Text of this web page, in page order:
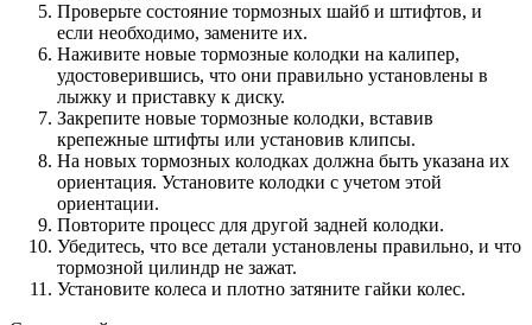
Проверьте состояние тормозных шайб и штифтов, и
если необходимо, замените их.
Наживите новые тормозные колодки на калипер,
удостоверившись, что они правильно установлены в
лыжку и приставку к диску.
Закрепите новые тормозные колодки, вставив
крепежные штифты или установив клипсы.
На новых тормозных колодках должна быть указана их
ориентация. Установите колодки с учетом этой
ориентации.
Повторите процесс для другой задней колодки.
Убедитесь, что все детали установлены правильно, и что
тормозной цилиндр не зажат.
Установите колеса и плотно затяните гайки колес.